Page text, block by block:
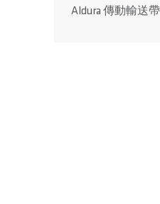
Aldura 傳動輸送帶